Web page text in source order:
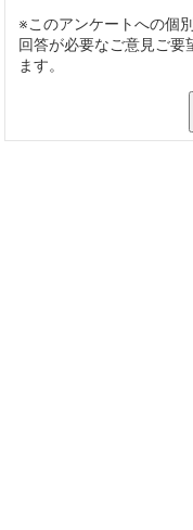
※このアンケートへの個
回答が必要なご意見ご要
ます。